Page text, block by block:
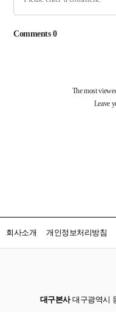
회사소개 개인정보처리방침
대구본사대구광역시